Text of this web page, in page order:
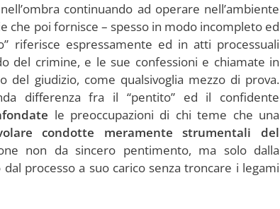
continuando ad operare nell’ambiente
che poi fornisce – spesso in modo incompleto ed
riferisce espressamente ed in atti processuali
del crimine, e le sue confessioni e chiamate in
del giudizio, come qualsivoglia mezzo di prova.
differenza fra il “pentito” ed il confidente
le preoccupazioni di chi teme che una
condotte meramente strumentali del
non da sincero pentimento, ma solo dalla
processo a suo carico senza troncare i legami